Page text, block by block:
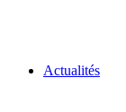
Actualités